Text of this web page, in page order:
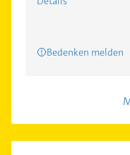
Bedenken melden